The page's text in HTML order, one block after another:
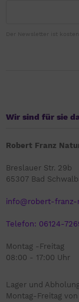
Der Newsletter ist
Wir sind für sie
Robert Franz
Breslauer Str. 29b
65307 Bad
info@robert-franz-
Telefon: 06124-
Montag -Freitag
08:00 - 17:00 Uhr
Lager und
Montag-Freitag von